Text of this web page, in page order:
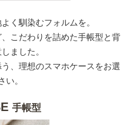
く馴染むフォルムを。
こだわりを詰めた手帳型と背
ました。
、理想のスマホケースをお選
い。
手帳型